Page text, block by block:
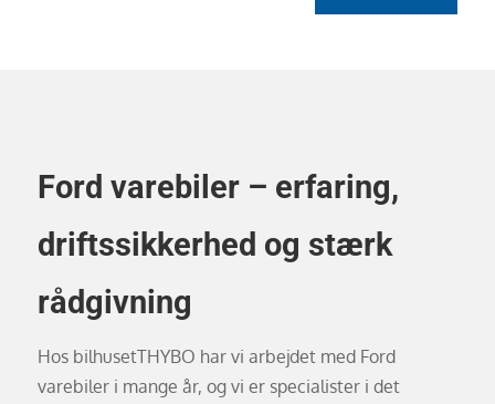
Ford varebiler – erfaring,
driftssikkerhed og stærk
rådgivning
Hos bilhusetTHYBO har vi arbejdet med Ford
varebiler i mange år, og vi er specialister i det